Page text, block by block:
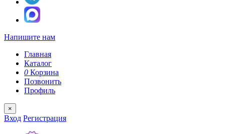
Напишите нам
Главная
Каталог
0 Корзина
Позвонить
Профиль
×
Вход Регистрация